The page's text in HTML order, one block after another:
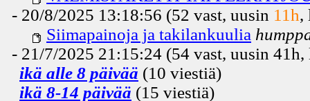
- 20/8/2025 13:18:56 (52 vast, uusin 11h,
Siimapainoja ja takilankuulia
- 21/7/2025 21:15:24 (54 vast, uusin 41h,
ikä alle 8 päivää (10 viestiä)
ikä 8-14 päivää (15 viestiä)